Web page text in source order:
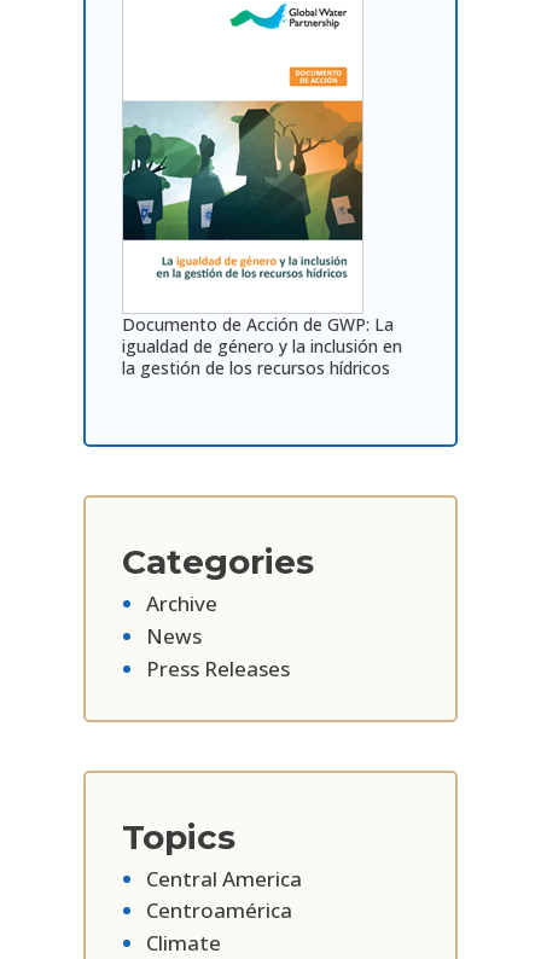
Documento de Acción de GWP: La
igualdad de género y la inclusión en
la gestión de los recursos hídricos
Categories
Archive
News
Press Releases
Topics
Central America
Centroamérica
Climate